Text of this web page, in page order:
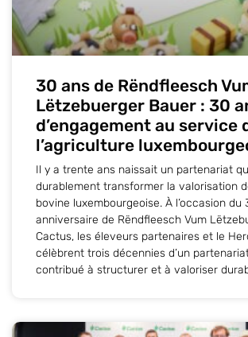
30 ans de Rëndfleesch
Lëtzebuerger Bauer : 30
d’engagement au service
l’agriculture
Il y a trente ans naissait un partenariat
durablement transformer la valorisation
bovine luxembourgeoise. À l’occasion du
anniversaire de Rëndfleesch Vum
Cactus, les éleveurs partenaires et le
célèbrent trois décennies d’un
contribué à structurer et à valoriser